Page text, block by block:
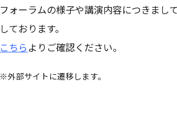
フォーラムの様子や講演内容につきまし
しております。
こちらよりご確認ください。
※外部サイトに遷移します。